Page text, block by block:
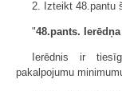
2. Izteikt 48.pantu
"48.pants.
Ierēdnis ir
pakalpojumu